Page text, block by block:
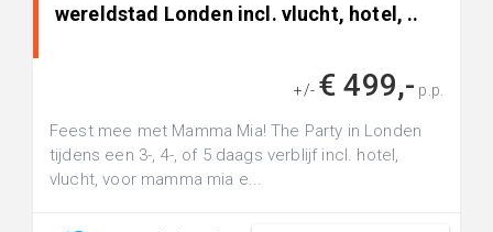
wereldstad Londen incl. vlucht, hotel, ..
+/- € 499,- p.p.
Feest mee met Mamma Mia! The Party in Londen
tijdens een 3-, 4-, of 5 daags verblijf incl. hotel,
vlucht, voor mamma mia e...